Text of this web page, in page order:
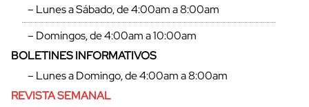
cerrar
– Lunes a Sábado, de 4:00am a 8:00am
– Domingos, de 4:00am a 10:00am
BOLETINES INFORMATIVOS
– Lunes a Domingo, de 4:00am a 8:00am
REVISTA SEMANAL